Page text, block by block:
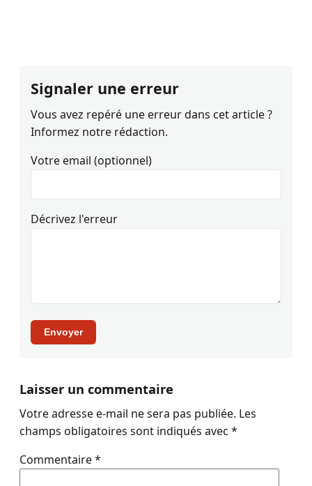
Signaler une erreur
Vous avez repéré une erreur dans cet article ?
Informez notre rédaction.
Votre email (optionnel)
Décrivez l'erreur
Envoyer
Laisser un commentaire
Votre adresse e-mail ne sera pas publiée. Les
champs obligatoires sont indiqués avec *
Commentaire*